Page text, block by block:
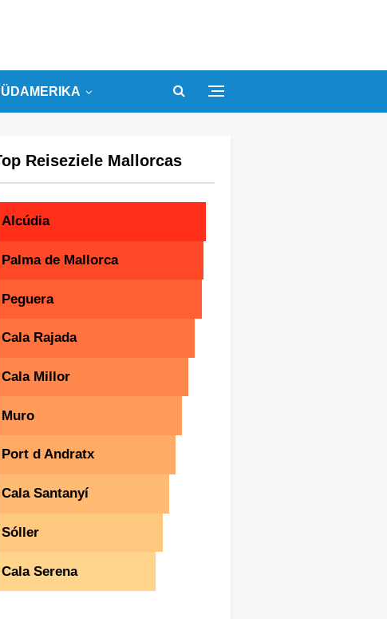
Reiseziele Mallorcas
Alcúdia
Palma de Mallorca
Peguera
Cala Rajada
Cala Millor
Muro
Port d Andratx
Cala Santanyí
Sóller
Cala Serena